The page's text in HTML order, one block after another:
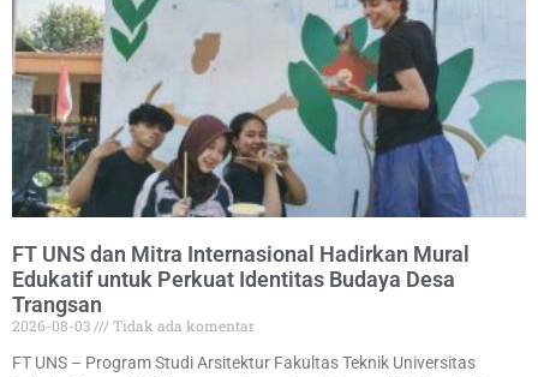
FT UNS dan Mitra Internasional Hadirkan Mural
Edukatif untuk Perkuat Identitas Budaya Desa
Trangsan
2026-08-03
Tidak ada komentar
FT UNS – Program Studi Arsitektur Fakultas Teknik Universitas